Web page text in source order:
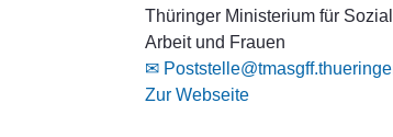
Thüringer Ministerium für
Arbeit und Frauen
✉
Zur Webseite